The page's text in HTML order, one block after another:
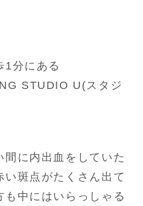
1分にある
STUDIO U(スタジ
に内出血をしていた
い斑点がたくさん出て
も中にはいらっしゃる